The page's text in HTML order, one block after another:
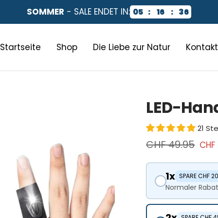
SOMMER - SALE ENDET IN: 05 : 16 : 35
Startseite Shop Die Liebe zur Natur Kontakt
LED-
21
Regulärer
Preis
CHF 49.95
1x SPARE CHF
Normaler